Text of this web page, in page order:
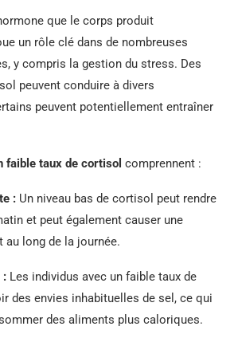
que le corps produit
un rôle clé dans de nombreuses
y compris la gestion du stress. Des
peuvent conduire à divers
peuvent potentiellement entraîner
faible taux de cortisol comprennent :
: Un niveau bas de cortisol peut rendre
et peut également causer une
au long de la journée.
: Les individus avec un faible taux de
des envies inhabituelles de sel, ce qui
des aliments plus caloriques.